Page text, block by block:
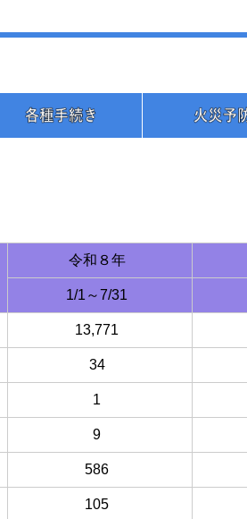
令和８年
1/1～7/31
13,771
34
1
9
586
105